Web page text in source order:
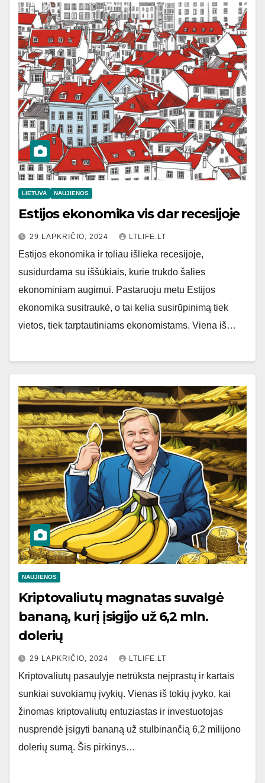
LIETUVA NAUJIENOS
Estijos ekonomika vis dar recesijoje
29 LAPKRIČIO, 2024 LTLIFE.LT
Estijos ekonomika ir toliau išlieka recesijoje,
susidurdama su iššūkiais, kurie trukdo šalies
ekonominiam augimui. Pastaruoju metu Estijos
ekonomika susitraukė, o tai kelia susirūpinimą tiek
vietos, tiek tarptautiniams ekonomistams. Viena iš…
NAUJIENOS
Kriptovaliutų magnatas suvalgė
bananą, kurį įsigijo už 6,2 mln.
dolerių
29 LAPKRIČIO, 2024 LTLIFE.LT
Kriptovaliutų pasaulyje netrūksta neįprastų ir kartais
sunkiai suvokiamų įvykių. Vienas iš tokių įvyko, kai
žinomas kriptovaliutų entuziastas ir investuotojas
nusprendė įsigyti bananą už stulbinančią 6,2 milijono
dolerių sumą. Šis pirkinys…